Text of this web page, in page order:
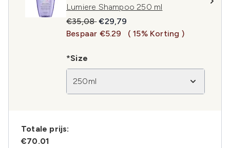
Lumiere Shampoo 250 ml
Recommended Retail Price:
€35,08Huidige prijs:
€29,79
Bespaar €5.29
( 15% Korting )
*Size
250ml
Totale prijs:
€70.01